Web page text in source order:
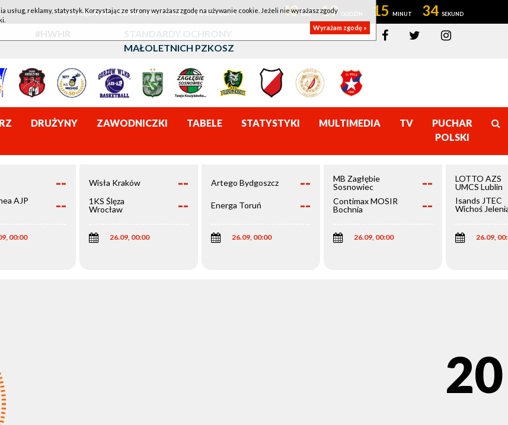
1KS ŚLĘZA WROCŁAW - LOTTO AZS UMCS LUBLIN 43 19 15 33
#HWHR
STANDARDY OCHRONY
MAŁOLETNICH PZKOSZ
DRUŻYNY ZAWODNICZKI TABELE STATYSTYKI MULTIMEDIA TV
PUCHAR
POLSKI
--
AJP
--
00:00
Wisła Kraków --
1KS Ślęza
Wrocław
--
26.09, 00:00
Artego Bydgoszcz --
Energa Toruń --
26.09, 00:00
MB Zagłębie
Sosnowiec
--
Contimax MOSIR
Bochnia
--
26.09, 00:00
LOTTO AZS
UMCS Lublin
Isands JTEC
Wichoś
26.09,
20
usług, reklamy, statystyk. Korzystając ze strony wyrażasz zgodę na używanie cookie. Jeżeli nie wyrażasz zgody
Wyrażam zgodę »